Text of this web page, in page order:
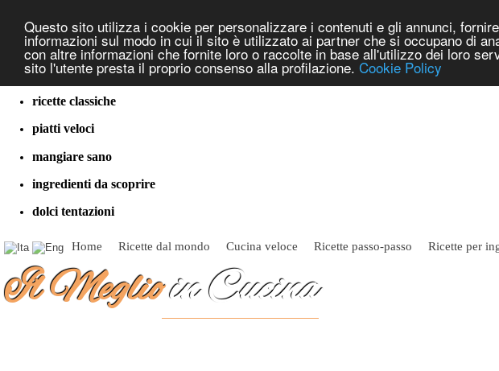
Questo sito utilizza i cookie per personalizzare i contenuti e gli annunci,
informazioni sul modo in cui il sito è utilizzato ai partner che si occupano di
con altre informazioni che fornite loro o raccolte in base all'utilizzo dei loro
sito l'utente presta il proprio consenso alla profilazione. Cookie Policy
cucina dal mondo
ricette classiche
piatti veloci
mangiare sano
ingredienti da scoprire
dolci tentazioni
Home Ricette dal mondo Cucina veloce Ricette passo-passo Ricette per
Il Meglioin Cucina